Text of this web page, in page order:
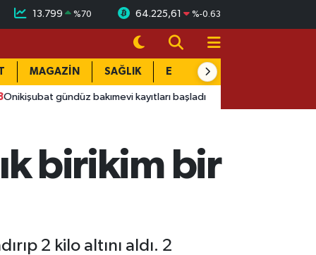
13.799 %70 64.225,61 %-0.63
MAGAZİN SAĞLIK EĞİTİM
bakımevi kayıtları başladı 16:55Afyon'da 4 yaşındaki
birikim bir
2 kilo altını aldı. 2